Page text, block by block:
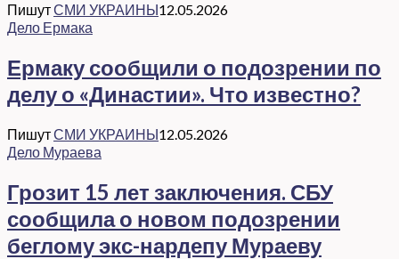
ПишутСМИ УКРАИНЫ12.05.2026
Дело Ермака
Ермаку сообщили о подозрении по
делу о «Династии». Что известно?
ПишутСМИ УКРАИНЫ12.05.2026
Дело Мураева
Грозит 15 лет заключения. СБУ
сообщила о новом подозрении
беглому экс-нардепу Мураеву